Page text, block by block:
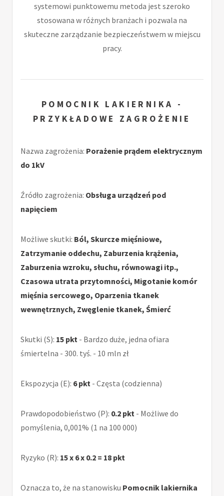
systemowi punktowemu metoda jest szeroko
stosowana w różnych branżach i pozwala na
skuteczne zarządzanie bezpieczeństwem w miejscu
pracy.
POMOCNIK LAKIERNIKA -
PRZYKŁADOWE ZAGROŻENIE
Nazwa zagrożenia: Porażenie prądem elektrycznym
do 1kV
Źródło zagrożenia: Obsługa urządzeń pod
napięciem
Możliwe skutki: Ból, Skurcze mięśniowe,
Zatrzymanie oddechu, Zaburzenia krążenia,
Zaburzenia wzroku, słuchu, równowagi itp.,
Czasowa utrata przytomności, Migotanie komór
mięśnia sercowego, Oparzenia tkanek
wewnętrznych, Zwęglenie tkanek, Śmierć
Skutki (S): 15 pkt - Bardzo duże, jedna ofiara
śmiertelna - 300. tyś. - 10 mln zł
Ekspozycja (E): 6 pkt - Częsta (codzienna)
Prawdopodobieństwo (P): 0.2 pkt - Możliwe do
pomyślenia, 0,001% (1 na 100 000)
Ryzyko (R): 15 x 6 x 0.2 = 18 pkt
Oznacza to, że na stanowisku Pomocnik lakiernika